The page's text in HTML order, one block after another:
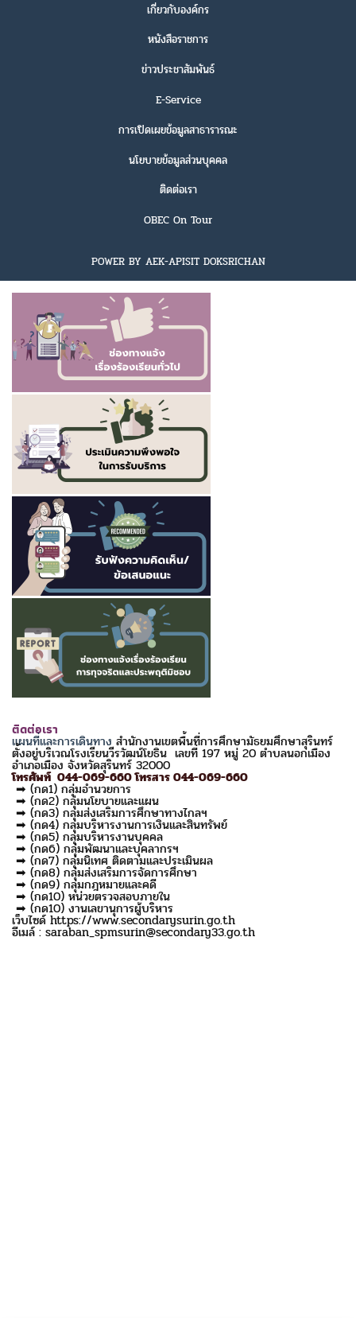
เกี่ยวกับองค์กร
หนังสือราชการ
ข่าวประชาสัมพันธ์
E-Service
การเปิดเผยข้อมูลสาธารารณะ
นโยบายข้อมูลส่วนบุคคล
ติดต่อเรา
OBEC On Tour
POWER BY AEK-APISIT DOKSRICHAN
ติดต่อเรา
แผนที่และการเดินทางสำนักงานเขตพื้นที่การศึกษามัธยมศึกษาสุรินทร์
ตั้งอยู่บริเวณโรงเรียนวีรวัฒน์โยธิน เลขที่ 197 หมู่ 20 ตำบลนอกเมือง
อำเภอเมือง จังหวัดสุรินทร์ 32000
โทรศัพท์ 044-069-660 โทรสาร 044-069-660
➡ (กด1) กลุ่มอำนวยการ
➡ (กด2) กลุ่มนโยบายและแผน
➡ (กด3) กลุ่มส่งเสริมการศึกษาทางไกลฯ
➡ (กด4) กลุ่มบริหารงานการเงินและสินทรัพย์
➡ (กด5) กลุ่มบริหารงานบุคคล
➡ (กด6) กลุ่มพัฒนาและบุคลากรฯ
➡ (กด7) กลุ่มนิเทศ ติดตามและประเมินผล
➡ (กด8) กลุ่มส่งเสริมการจัดการศึกษา
➡ (กด9) กลุ่มกฎหมายและคดี
➡ (กด10) หน่วยตรวจสอบภายใน
➡ (กด10) งานเลขานุการผู้บริหาร
เว็บไซด์ https://www.secondarysurin.go.th
อีเมล์ : saraban_spmsurin@secondary33.go.th